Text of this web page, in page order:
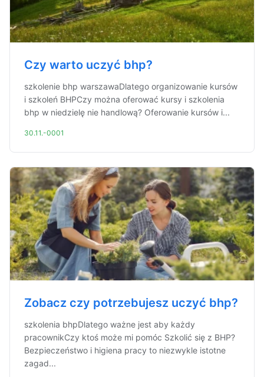
Czy warto uczyć bhp?
szkolenie bhp warszawaDlatego organizowanie kursów
i szkoleń BHPCzy można oferować kursy i szkolenia
bhp w niedzielę nie handlową? Oferowanie kursów i...
30.11.-0001
Zobacz czy potrzebujesz uczyć bhp?
szkolenia bhpDlatego ważne jest aby każdy
pracownikCzy ktoś może mi pomóc Szkolić się z BHP?
Bezpieczeństwo i higiena pracy to niezwykle istotne
zagad...